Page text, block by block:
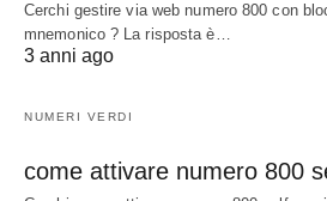
Cerchi gestire via web numero 800 con
mnemonico ? La risposta è…
3 anni ago
NUMERI VERDI
come attivare numero 800